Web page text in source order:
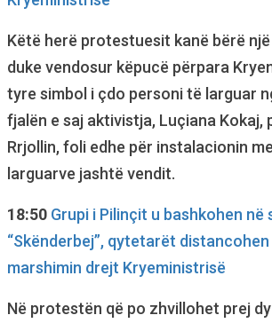
Këtë herë protestuesit kanë bërë
duke vendosur këpucë përpara
tyre simbol i çdo personi të larguar
fjalën e saj aktivistja, Luçiana Kokaj,
Rrjollin, foli edhe për instalacionin
larguarve jashtë vendit.
18:50 Grupi i Pilinçit u bashkohen në
“Skënderbej”, qytetarët distancohen
marshimin drejt Kryeministrisë
Në protestën që po zhvillohet prej